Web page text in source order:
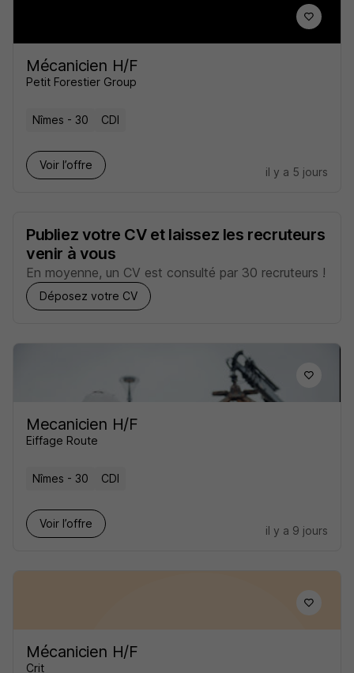
Mécanicien H/F
Petit Forestier Group
Nîmes - 30 CDI
Voir l’offre
il y a 5 jours
Publiez votre CV et laissez les recruteurs
venir à vous
En moyenne, un CV est consulté par 30 recruteurs !
Déposez votre CV
Mecanicien H/F
Eiffage Route
Nîmes - 30 CDI
Voir l’offre
il y a 9 jours
Mécanicien H/F
Crit